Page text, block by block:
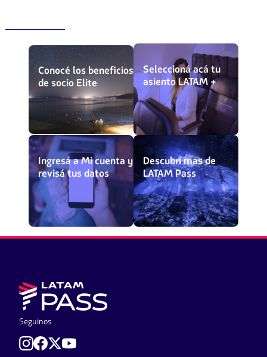
Conocé los beneficios
de socio Elite
Seleccioná acá tu
asiento LATAM +
Ingresá a Mi cuenta y
revisá tus datos
Descubrí más de
LATAM Pass
Seguinos